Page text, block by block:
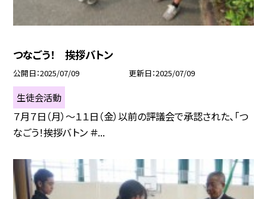
つなごう！ 挨拶バトン
公開日 2025/07/09 更新日 2025/07/09
生徒会活動
７月７日（月）～１１日（金）以前の評議会で承認された、「つ
なごう！挨拶バトン ＃...